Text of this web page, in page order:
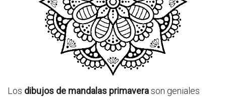
Los dibujos de mandalas primaverason geniales